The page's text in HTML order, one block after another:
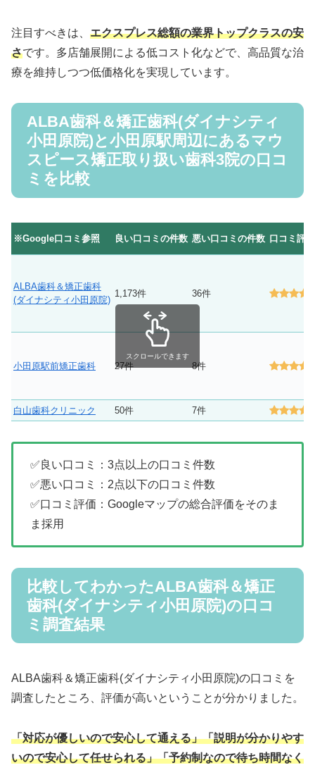
注目すべきは、 エクスプレス総額の業界トップクラスの安
さです。多店舗展開による低コスト化などで、高品質な治
療を維持しつつ低価格化を実現しています。
ALBA歯科＆矯正歯科(ダイナシティ
小田原院)と小田原駅周辺にあるマウ
スピース矯正取り扱い歯科3院の口コ
ミを比較
※Google口コミ参照 良い口コミの件数 悪い口コミの件数 口コミ評価
ALBA歯科＆矯正歯科
(ダイナシティ小田原院)
1,173件 36件
小田原駅前矯正歯科 27件 8件
白山歯科クリニック 50件 7件
スクロールできます
✅良い口コミ：3点以上の口コミ件数
✅悪い口コミ：2点以下の口コミ件数
✅口コミ評価：Googleマップの総合評価をそのま
ま採用
比較してわかったALBA歯科＆矯正
歯科(ダイナシティ小田原院)の口コ
ミ調査結果
ALBA歯科＆矯正歯科(ダイナシティ小田原院)の口コミを
調査したところ、評価が高いということが分かりました。
「対応が優しいので安心して通える」「説明が分かりやす
いので安心して任せられる」「予約制なので待ち時間なく